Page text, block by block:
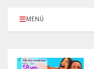
MENÚ